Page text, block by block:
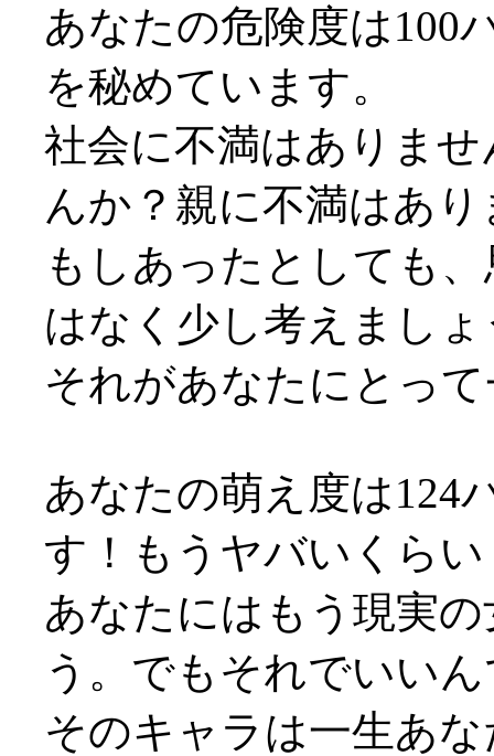
あなたの危険度は100
を秘めています。
社会に不満はありま
んか？親に不満はあ
もしあったとしても
はなく少し考えましょ
それがあなたにとっ
あなたの萌え度は124
す！もうヤバいくらい
あなたにはもう現実
う。でもそれでいい
そのキャラは一生あ